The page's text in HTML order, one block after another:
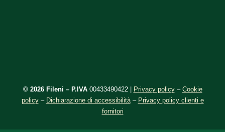
©️ 2026 Fileni – P.IVA00433490422 | Privacy policy– Cookie
policy– Dichiarazione di accessibilità– Privacy policy clienti e
fornitori